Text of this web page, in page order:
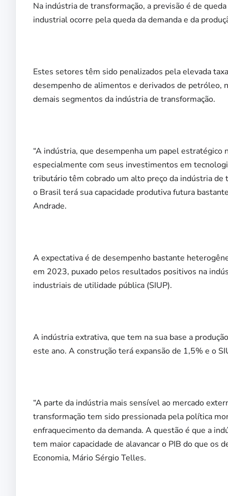
Na indústria de transformação, a previsão é de
industrial ocorre pela queda da demanda e da
Estes setores têm sido penalizados pela elevada
desempenho de alimentos e derivados de petróleo,
demais segmentos da indústria de transformação.
“A indústria, que desempenha um papel
especialmente com seus investimentos em
tributário têm cobrado um alto preço da indústria
o Brasil terá sua capacidade produtiva futura
Andrade.
A expectativa é de desempenho bastante
em 2023, puxado pelos resultados positivos na
industriais de utilidade pública (SIUP).
A indústria extrativa, que tem na sua base a
este ano. A construção terá expansão de 1,5% e o
“A parte da indústria mais sensível ao mercado
transformação tem sido pressionada pela política
enfraquecimento da demanda. A questão é que a
tem maior capacidade de alavancar o PIB do que os
Economia, Mário Sérgio Telles.